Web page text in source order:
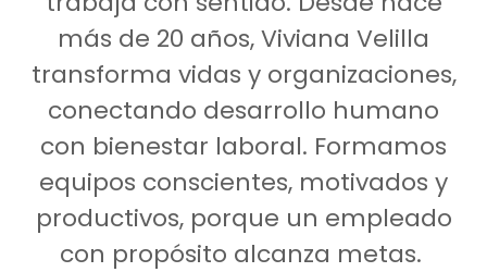
más de 20 años, Viviana Velilla
transforma vidas y organizaciones,
conectando desarrollo humano
con bienestar laboral. Formamos
equipos conscientes, motivados y
productivos, porque un empleado
con propósito alcanza metas.